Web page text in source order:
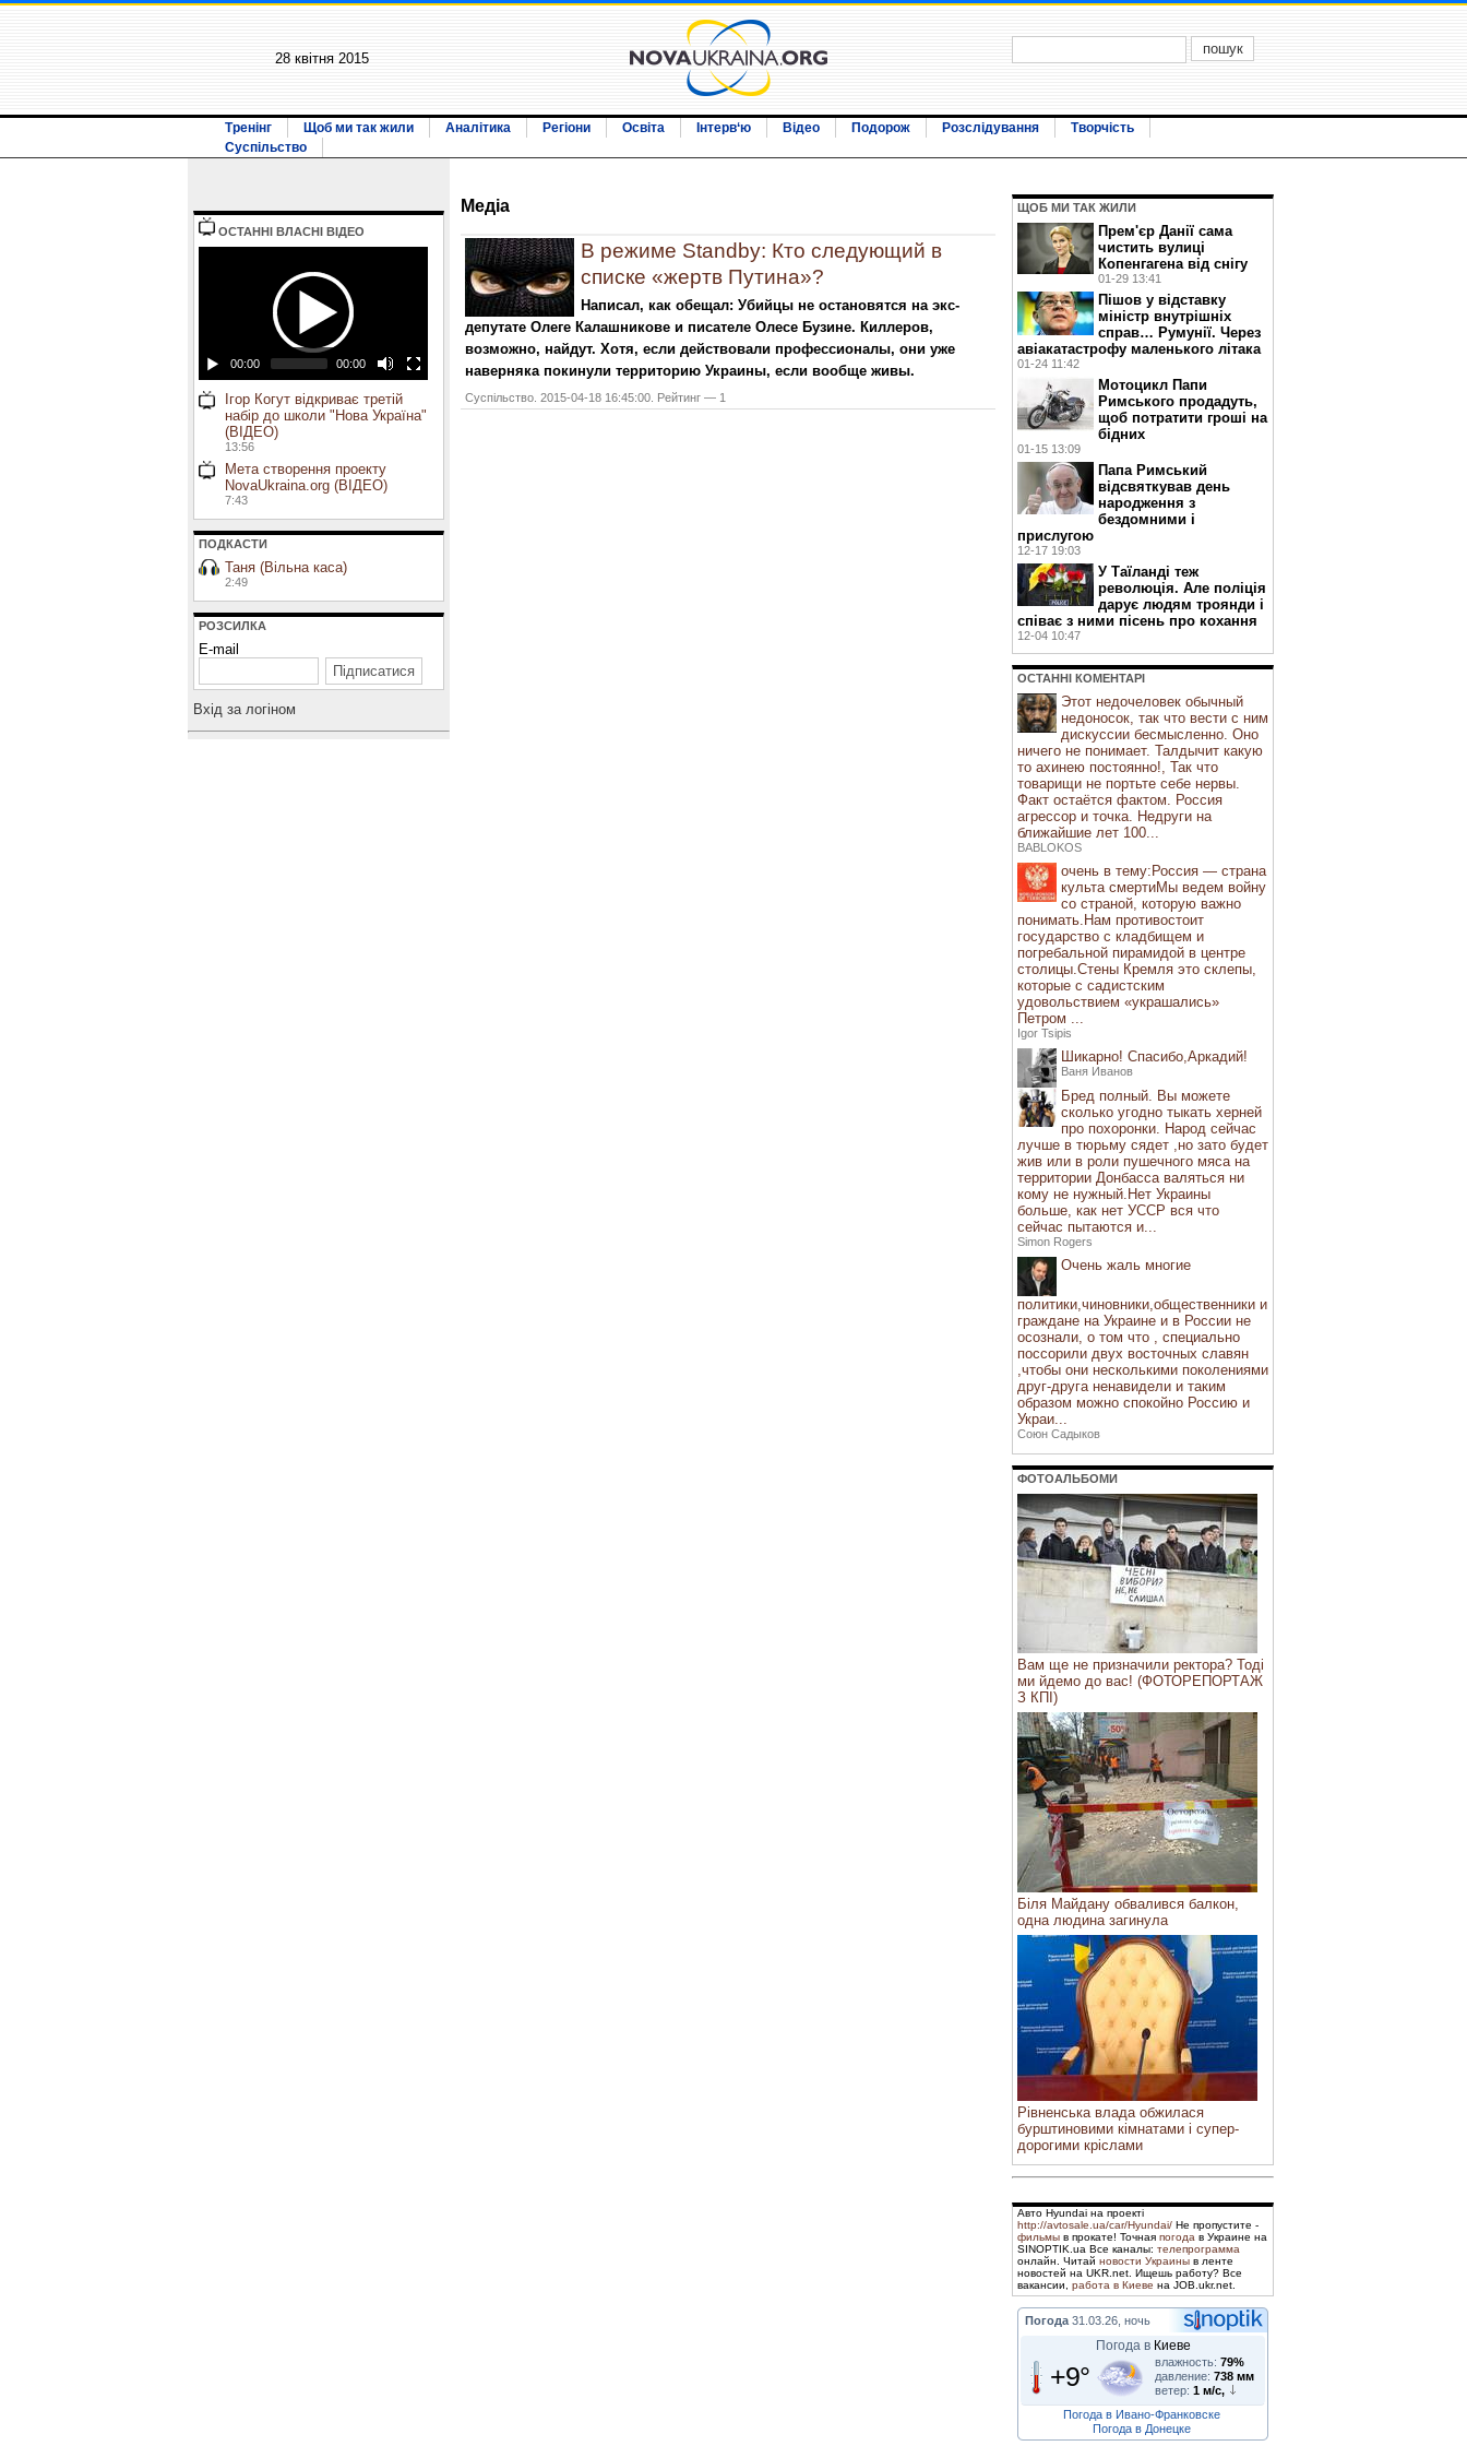
28 квiтня 2015
Тренінг Щоб ми так жили Аналітика Регіони Освіта Інтерв‘ю Відео Подорож Розслідування
Творчість
Суспільство
ОСТАННI ВЛАСНI ВIДЕО
00:00 00:00
Ігор Когут відкриває третій
набір до школи "Нова Україна"
(ВІДЕО)
13:56
Мета створення проекту
NovaUkraina.org (ВІДЕО)
7:43
ПОДКАСТИ
Таня (Вільна каса)
2:49
РОЗСИЛКА
E-mail
Вхiд за логiном
Медiа
В режиме Standby: Кто следующий в
списке «жертв Путина»?
Написал, как обещал: Убийцы не остановятся на экс-
депутате Олеге Калашникове и писателе Олесе Бузине. Киллеров,
возможно, найдут. Хотя, если действовали профессионалы, они уже
наверняка покинули территорию Украины, если вообще живы.
Суспільство. 2015-04-18 16:45:00. Рейтинг — 1
ЩОБ МИ ТАК ЖИЛИ
Прем'єр Данії сама
чистить вулиці
Копенгагена від снігу
01-29 13:41
Пішов у відставку
міністр внутрішніх
справ… Румунії. Через
авіакатастрофу маленького літака
01-24 11:42
Мотоцикл Папи
Римського продадуть,
щоб потратити гроші на
бідних
01-15 13:09
Папа Римський
відсвяткував день
народження з
бездомними і
прислугою
12-17 19:03
У Таїланді теж
революція. Але поліція
дарує людям троянди і
співає з ними пісень про кохання
12-04 10:47
ОСТАННI КОМЕНТАРI
Этот недочеловек обычный
недоносок, так что вести с ним
дискуссии бесмысленно. Оно
ничего не понимает. Талдычит какую
то ахинею постоянно!, Так что
товарищи не портьте себе нервы.
Факт остаётся фактом. Россия
агрессор и точка. Недруги на
ближайшие лет 100...
BABLOKOS
очень в тему:Россия — страна
культа смертиМы ведем войну
со страной, которую важно
понимать.Нам противостоит
государство с кладбищем и
погребальной пирамидой в центре
столицы.Стены Кремля это склепы,
которые с садистским
удовольствием «украшались»
Петром ...
Igor Tsipis
Шикарно! Спасибо,Аркадий!
Ваня Иванов
Бред полный. Вы можете
сколько угодно тыкать херней
про похоронки. Народ сейчас
лучше в тюрьму сядет ,но зато будет
жив или в роли пушечного мяса на
территории Донбасса валяться ни
кому не нужный.Нет Украины
больше, как нет УССР вся что
сейчас пытаются и...
Simon Rogers
Очень жаль многие
политики,чиновники,общественники и
граждане на Украине и в России не
осознали, о том что , специально
поссорили двух восточных славян
,чтобы они несколькими поколениями
друг-друга ненавидели и таким
образом можно спокойно Россию и
Украи...
Союн Садыков
ФОТОАЛЬБОМИ
Вам ще не призначили ректора? Тоді
ми йдемо до вас! (ФОТОРЕПОРТАЖ
З КПІ)
Біля Майдану обвалився балкон,
одна людина загинула
Рівненська влада обжилася
бурштиновими кімнатами і супер-
дорогими кріслами
Авто Hyundai на проекті
http://avtosale.ua/car/Hyundai/ Не пропустите -
фильмы в прокате! Точная погода в Украине на
SINOPTIK.ua Все каналы: телепрограмма
онлайн. Читай новости Украины в ленте
новостей на UKR.net. Ищешь работу? Все
вакансии, работа в Киеве на JOB.ukr.net.
Погода 31.03.26, ночь
Погода в Киеве
+9° влажность: 79%
давление: 738 мм
ветер: 1 м/с,
Погода в Ивано-Франковске
Погода в Донецке